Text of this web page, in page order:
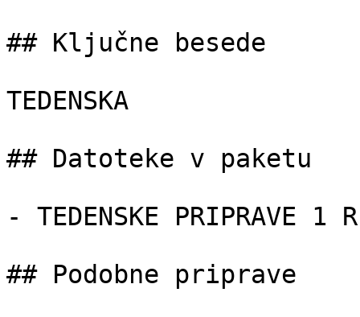
## Ključne besede
TEDENSKA
## Datoteke v paketu
- TEDENSKE PRIPRAVE
## Podobne priprave